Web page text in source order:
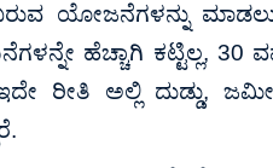
ಯೋಜನೆಗಳನ್ನು ಮಾಡಲು
ಹೆಚ್ಚಾಗಿ ಕಟ್ಟಿಲ್ಲ, 30
ರೀತಿ ಅಲ್ಲಿ ದುಡ್ಡು,